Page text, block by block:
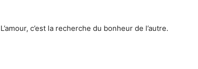
L’amour, c’est la recherche du bonheur de l’autre.